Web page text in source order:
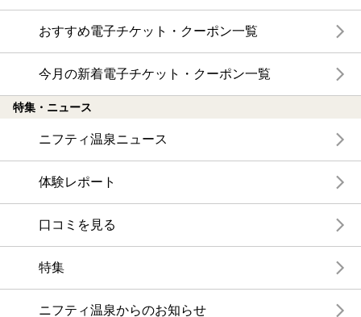
おすすめ電子チケット・クーポン一覧
今月の新着電子チケット・クーポン一覧
特集・ニュース
ニフティ温泉ニュース
体験レポート
口コミを見る
特集
ニフティ温泉からのお知らせ